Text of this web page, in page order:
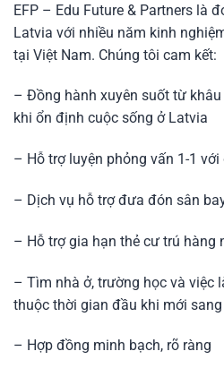
EFP – Edu Future & Partners là
Latvia với nhiều năm kinh
tại Việt Nam. Chúng tôi cam kết:
– Đồng hành xuyên suốt từ
khi ổn định cuộc sống ở Latvia
– Hỗ trợ luyện phỏng vấn 1-1 với
– Dịch vụ hỗ trợ đưa đón sân
– Hỗ trợ gia hạn thẻ cư trú hàng
– Tìm nhà ở, trường học và việc
thuộc thời gian đầu khi mới sang
– Hợp đồng minh bạch, rõ ràng